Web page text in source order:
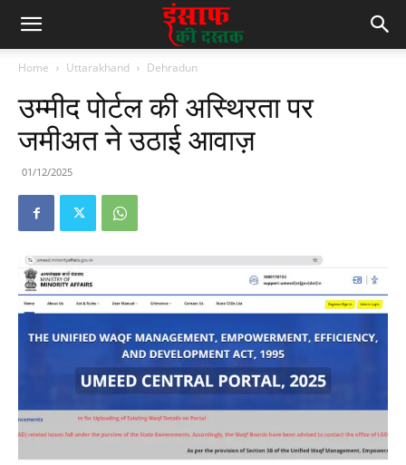
Home Uttarakhand Dehradun
उम्मीद पोर्टल की अस्थिरता पर
जमीअत ने उठाई आवाज़
01/12/2025